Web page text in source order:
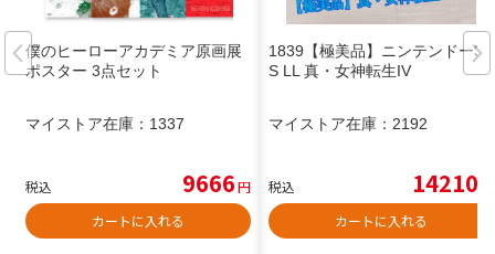
僕のヒーローアカデミア原画展
ポスター 3点セット
マイストア在庫： 1337
税込 9666円
カートに入れる
1839【極美品】ニンテンドー3D
S LL 真・女神転生IV
マイストア在庫： 2192
税込 14210
カートに入れる